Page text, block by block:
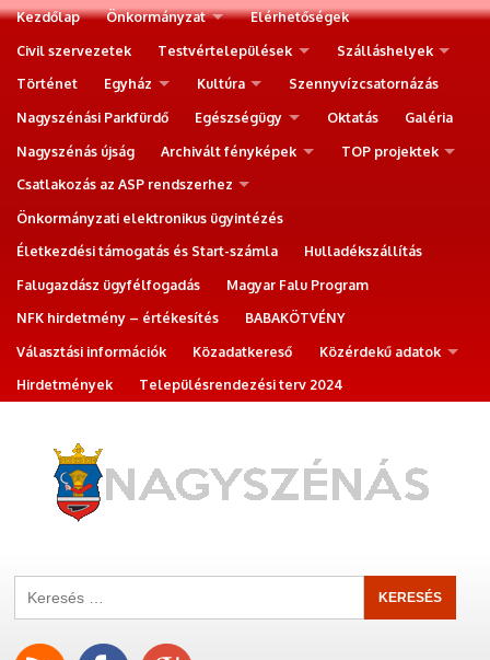
Kezdőlap Önkormányzat
Elérhetőségek
Civil szervezetek
Testvértelepülések
Szálláshelyek
Történet
Egyház Kultúra
Szennyvízcsatornázás
Nagyszénási Parkfürdő
Egészségügy Oktatás
Galéria
Nagyszénás újság
Archivált fényképek
TOP projektek
Csatlakozás az ASP rendszerhez
Önkormányzati elektronikus ügyintézés
Életkezdési támogatás és Start-számla
Hulladékszállítás
Falugazdász ügyfélfogadás
Magyar Falu Program
NFK hirdetmény – értékesítés
BABAKÖTVÉNY
Választási információk
Közadatkereső
Közérdekű adatok
Hirdetmények
Településrendezési terv 2024